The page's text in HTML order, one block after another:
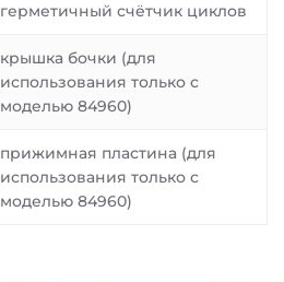
герметичный счётчик циклов
крышка бочки (для
использования только с
моделью 84960)
прижимная пластина (для
использования только с
моделью 84960)